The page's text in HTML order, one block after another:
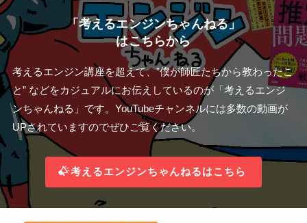
「考えるエンジンちゃんねる」
はこちらから
考えるエンジン講座を超えて、”僕が師匠たちから教わったこ
と” などをカジュアルにお伝えしているのが「考えるエンジ
ンちゃんねる」です。YouTubeチャンネルには多数の動画が
UPされていますのでぜひご覧ください。
考えるエンジンちゃんねるはこちら